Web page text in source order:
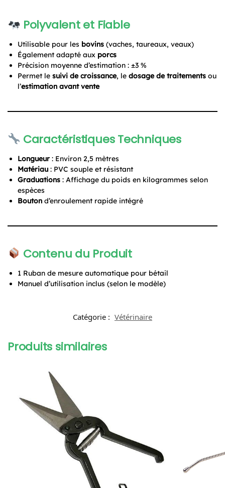
Polyvalent et Fiable
Utilisable pour les bovins (vaches, taureaux, veaux)
Également adapté aux porcs
Précision moyenne d’estimation : ±3 %
Permet le suivi de croissance, le dosage de traitements ou
l’estimation avant vente
Caractéristiques Techniques
Longueur : Environ 2,5 mètres
Matériau : PVC souple et résistant
Graduations : Affichage du poids en kilogrammes selon
espèces
Bouton d’enroulement rapide intégré
Contenu du Produit
1 Ruban de mesure automatique pour bétail
Manuel d’utilisation inclus (selon le modèle)
Catégorie : Vétérinaire
Produits similaires